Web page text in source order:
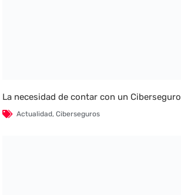
La necesidad de contar con un Ciberseguro
Actualidad,Ciberseguros